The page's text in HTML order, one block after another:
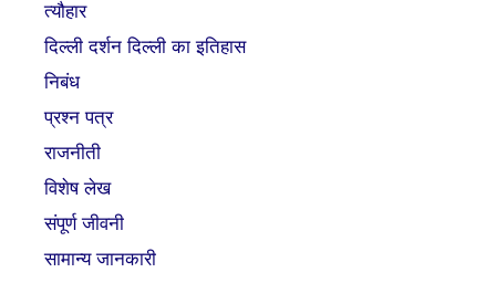
त्यौहार
दिल्ली दर्शन दिल्ली का इतिहास
निबंध
प्रश्न पत्र
राजनीती
विशेष लेख
संपूर्ण जीवनी
सामान्य जानकारी